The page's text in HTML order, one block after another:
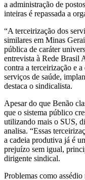
a administração de
inteiras é repassada a
“A terceirização dos
similares em Minas
pública de caráter
entrevista à Rede Brasil
contra a terceirização e
serviços de saúde,
destaca o sindicalista.
Apesar do que Benão
que o sistema público
utilizando mais o SUS,
analisa. “Essas
a cadeia produtiva já é
prejuízo sem igual,
dirigente sindical.
Problemas como